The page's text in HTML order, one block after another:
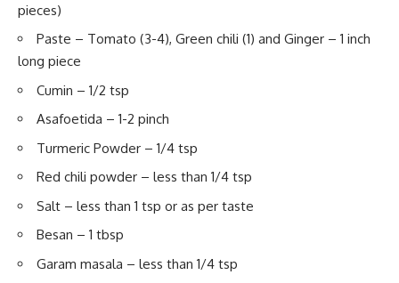
pieces)
Paste – Tomato (3-4), Green chili (1) and Ginger – 1 inch
long piece
Cumin – 1/2 tsp
Asafoetida – 1-2 pinch
Turmeric Powder – 1/4 tsp
Red chili powder – less than 1/4 tsp
Salt – less than 1 tsp or as per taste
Besan – 1 tbsp
Garam masala – less than 1/4 tsp